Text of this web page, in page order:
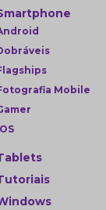
Mobile